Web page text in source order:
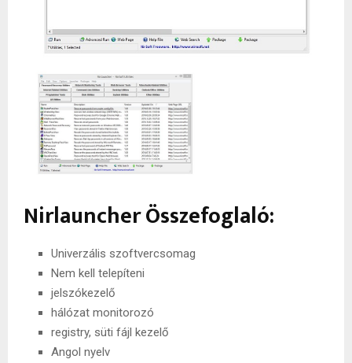
Nirlauncher Összefoglaló:
Univerzális szoftvercsomag
Nem kell telepíteni
jelszókezelő
hálózat monitorozó
registry, süti fájl kezelő
Angol nyelv